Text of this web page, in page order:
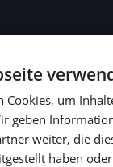
erhalten Sie
Wir
Cookies, um
geben
weiter, die
haben